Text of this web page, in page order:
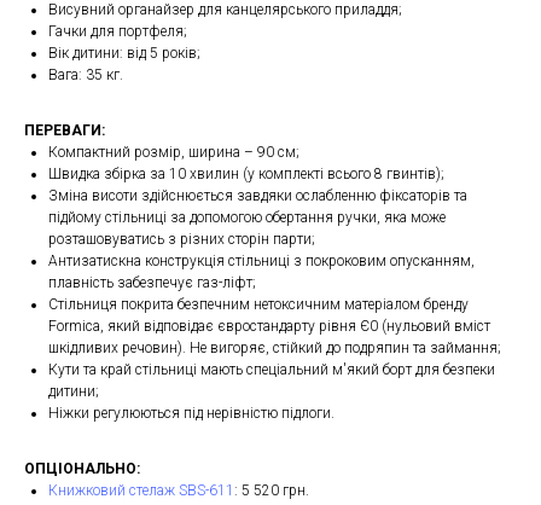
Висувний органайзер для канцелярського приладдя;
Гачки для портфеля;
Вік дитини: від 5 років;
Вага: 35 кг.
ПЕРЕВАГИ:
Компактний розмір, ширина – 90 см;
Швидка збірка за 10 хвилин (у комплекті всього 8 гвинтів);
Зміна висоти здійснюється завдяки ослабленню фіксаторів та
підйому стільниці за допомогою обертання ручки, яка може
розташовуватись з різних сторін парти;
Антизатискна конструкція стільниці з покроковим опусканням,
плавність забезпечує газ-ліфт;
Стільниця покрита безпечним нетоксичним матеріалом бренду
Formica, який відповідає євростандарту рівня Є0 (нульовий вміст
шкідливих речовин). Не вигоряє, стійкий до подряпин та займання;
Кути та край стільниці мають спеціальний м'який борт для безпеки
дитини;
Ніжки регулюються під нерівністю підлоги.
ОПЦІОНАЛЬНО:
Книжковий стелаж SBS-611 : 5 520 грн.